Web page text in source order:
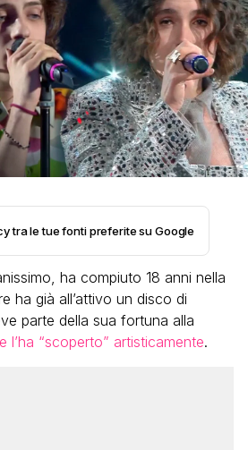
tra le tue fonti preferite su Google
ha compiuto 18 anni nella
ha già all’attivo un disco di
parte della sua fortuna alla
l’ha “scoperto” artisticamente.